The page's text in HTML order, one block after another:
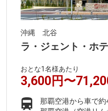
沖縄 北谷
ラ・ジェント・ホ
おとな1名様あたり
3,600円〜
那覇空港から車で約